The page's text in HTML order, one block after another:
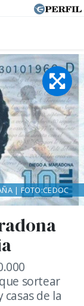
sortear
de la
| FOTO:CEDOC